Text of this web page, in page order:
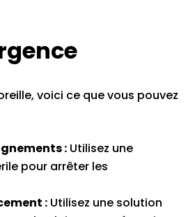
voici ce que vous pouvez
: Utilisez une
pour arrêter les
: Utilisez une solution